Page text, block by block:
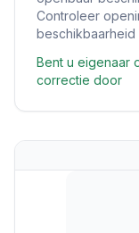
Controleer
beschikbaarheid
Bent u eigenaar
correctie door